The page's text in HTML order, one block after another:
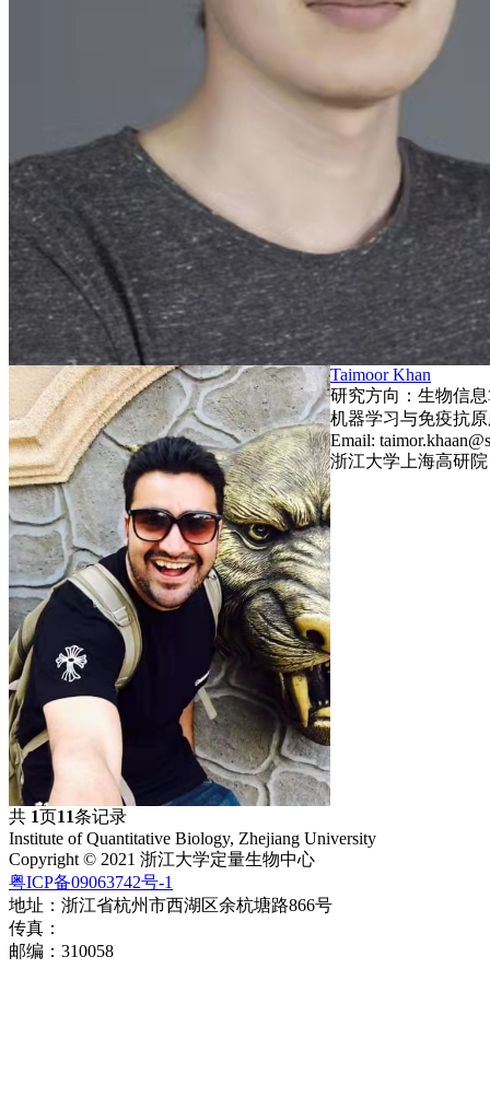
Taimoor Khan
研究方向：生物信
机器学习与免疫抗
Email:
浙江大学上海高研院
共 1页11条记录
Institute of Quantitative Biology, Zhejiang University
Copyright © 2021 浙江大学定量生物中心
粤ICP备09063742号-1
地址：浙江省杭州市西湖区余杭塘路866号
传真：
邮编：310058